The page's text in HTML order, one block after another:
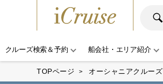
クルーズ検索＆予約 船会社・エリア紹介
TOPページ オーシャニアクルーズ